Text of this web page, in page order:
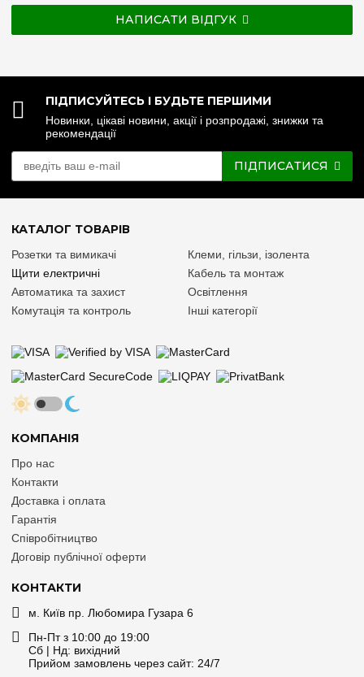
НАПИСАТИ ВІДГУК
ПІДПИСУЙТЕСЬ І БУДЬТЕ ПЕРШИМИ
Новинки, цікаві новини, акції і розпродажі, знижки та
рекомендації
ПІДПИСАТИСЯ
КОНТАКТИ
м. Київ пр. Любомира Гузара 6
Пн-Пт з 10:00 до 19:00
Сб | Нд: вихідний
Прийом замовлень через сайт: 24/7
КОМПАНІЯ
Про нас
Контакти
Доставка і оплата
Гарантія
Співробітництво
Договір публічної оферти
КАТАЛОГ ТОВАРІВ
Розетки та вимикачі
Щити електричні
Автоматика та захист
Комутація та контроль
Клеми, гільзи, ізолента
Кабель та монтаж
Освітлення
Інші категорії